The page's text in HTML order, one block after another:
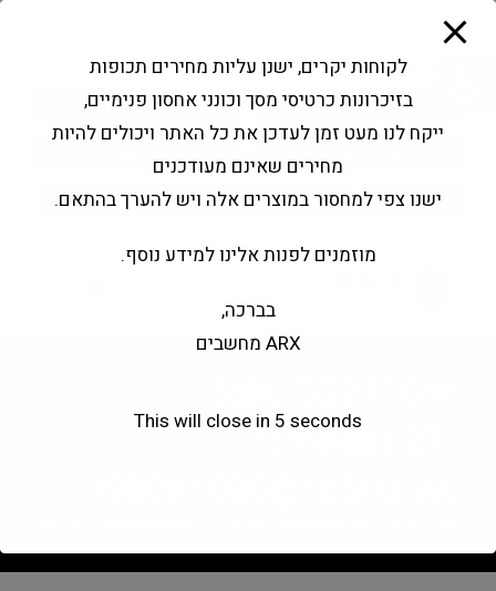
פתח סרגל נגישות
Products
search
החשבון שלי בקשה להצעה
Frameless 27"
לקוחות יקרים, ישנן עליות מחירים תכופות
בזיכרונות כרטיסי מסך וכונני אחסון פנימיים,
ייקח לנו מעט זמן לעדכן את כל האתר ויכולים להיות
מחירים שאינם מעודכנים
ישנו צפי למחסור במוצרים אלה ויש להערך בהתאם.
מוזמנים לפנות אלינו למידע נוסף.
בברכה,
ARX מחשבים
This will close in 5 seconds